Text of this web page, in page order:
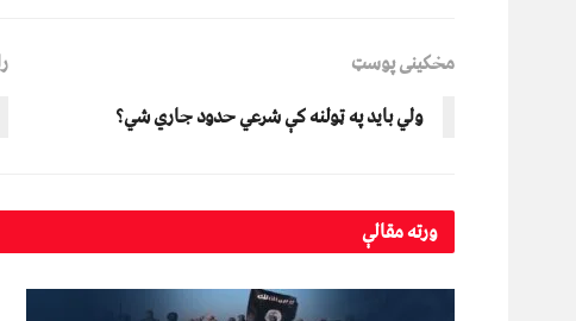
مخکینی پوسټ
ولي بايد په ټولنه کې شرعي حدود جاري شي؟
ورتهمقالې